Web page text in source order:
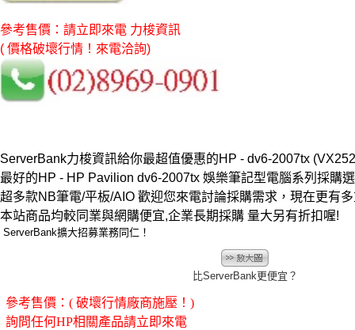
參考售價：請立即來電 力梭資訊
( 價格破壞行情！來電洽詢)
ServerBank力梭資訊給你最超值優惠的HP - dv6-2007tx
最好的HP - HP Pavilion dv6-2007tx 娛樂筆記型電腦系列採購
超多款NB筆電/平板/AIO 歡迎您來電討論採購需求，現在更有
本站商品均較同業與網購便宜,企業長期採購 量大另有折扣喔!
ServerBank擴大招募業務同仁！
比ServerBank更便宜？
參考售價：( 破壞行情廠商施壓！)
詢問任何HP相關產品請立即來電